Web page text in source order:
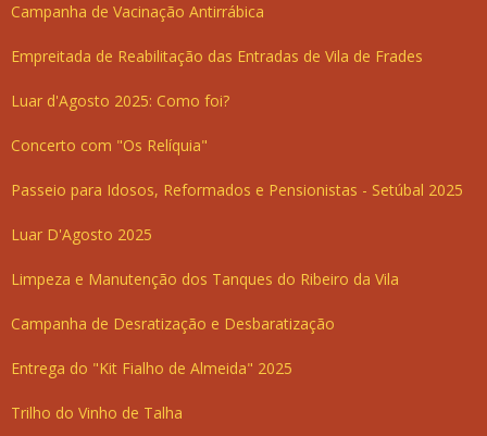
Campanha de Vacinação Antirrábica
Empreitada de Reabilitação das Entradas de Vila de Frades
Luar d'Agosto 2025: Como foi?
Concerto com "Os Relíquia"
Passeio para Idosos, Reformados e Pensionistas - Setúbal 2025
Luar D'Agosto 2025
Limpeza e Manutenção dos Tanques do Ribeiro da Vila
Campanha de Desratização e Desbaratização
Entrega do "Kit Fialho de Almeida" 2025
Trilho do Vinho de Talha